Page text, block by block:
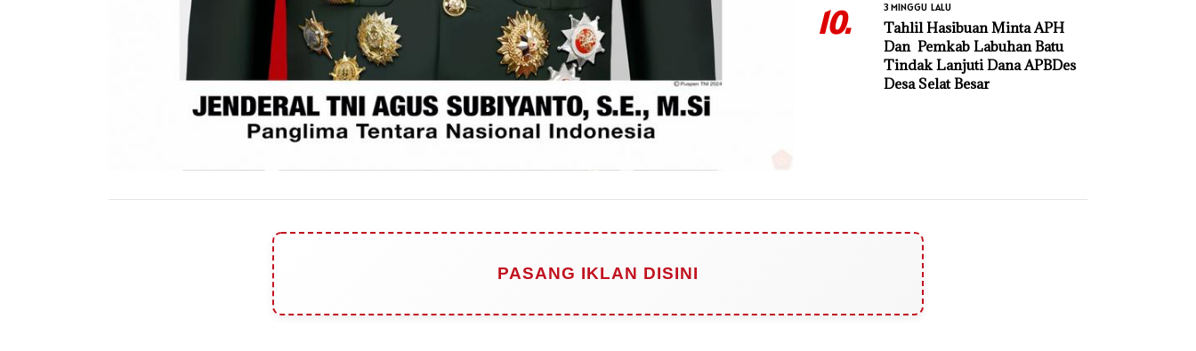
10. 3 MINGGU LALU
Tahlil Hasibuan Minta APH
Dan Pemkab Labuhan Batu
Tindak Lanjuti Dana APBDes
Desa Selat Besar
PASANG IKLAN DISINI